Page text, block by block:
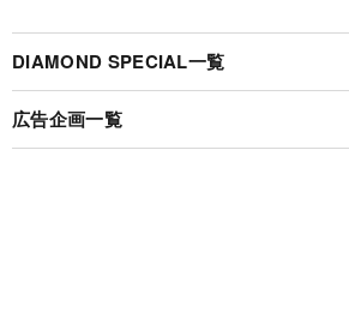
DIAMOND SPECIAL一覧
広告企画一覧